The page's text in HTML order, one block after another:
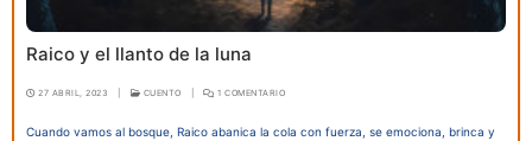
Raico y el llanto de la luna
27 ABRIL, 2023 CUENTO 1 COMENTARIO
Cuando vamos al bosque, Raico abanica la cola con fuerza, se emociona, brinca y